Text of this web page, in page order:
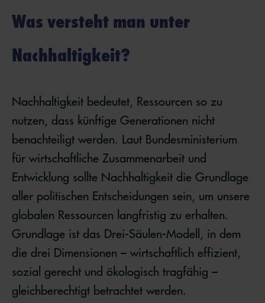
Was versteht man unter
Nachhaltigkeit?
Nachhaltigkeit bedeutet, Ressourcen so zu
nutzen, dass künftige Generationen nicht
benachteiligt werden. Laut Bundesministerium
für wirtschaftliche Zusammenarbeit und
Entwicklung sollte Nachhaltigkeit die Grundlage
aller politischen Entscheidungen sein, um unsere
globalen Ressourcen langfristig zu erhalten.
Grundlage ist das Drei-Säulen-Modell, in dem
die drei Dimensionen – wirtschaftlich effizient,
sozial gerecht und ökologisch tragfähig –
gleichberechtigt betrachtet werden.